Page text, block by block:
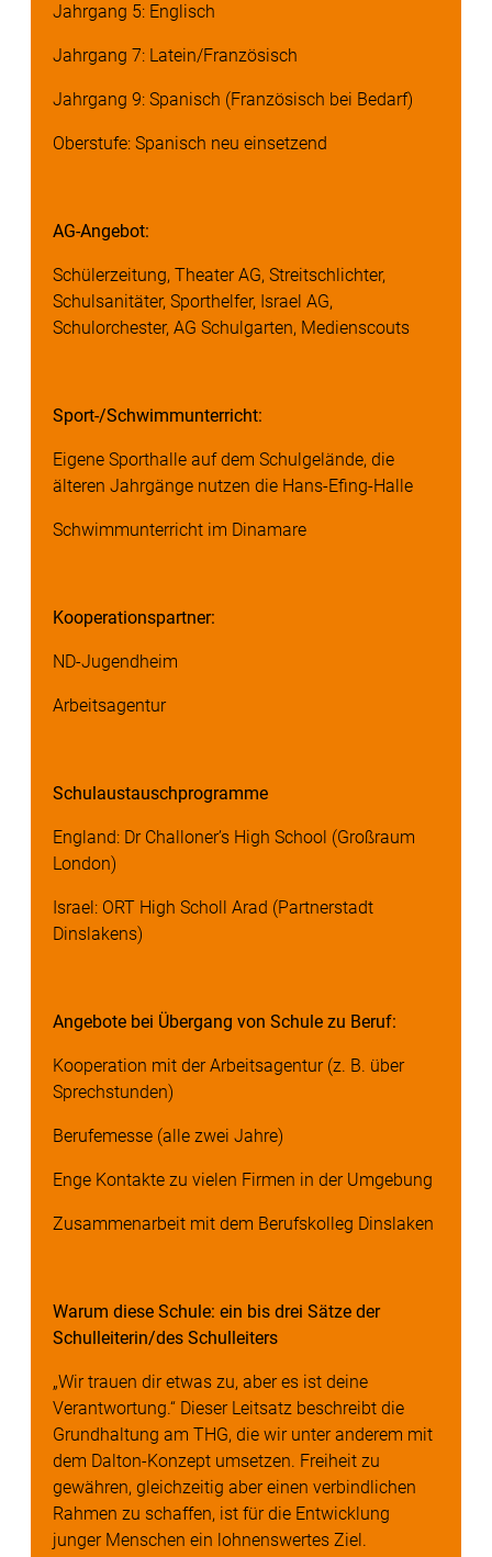
Jahrgang 5: Englisch
Jahrgang 7: Latein/Französisch
Jahrgang 9: Spanisch (Französisch bei Bedarf)
Oberstufe: Spanisch neu einsetzend
AG-Angebot:
Schülerzeitung, Theater AG, Streitschlichter,
Schulsanitäter, Sporthelfer, Israel AG,
Schulorchester, AG Schulgarten, Medienscouts
Sport-/Schwimmunterricht:
Eigene Sporthalle auf dem Schulgelände, die
älteren Jahrgänge nutzen die Hans-Efing-Halle
Schwimmunterricht im Dinamare
Kooperationspartner:
ND-Jugendheim
Arbeitsagentur
Schulaustauschprogramme
England: Dr Challoner’s High School (Großraum
London)
Israel: ORT High Scholl Arad (Partnerstadt
Dinslakens)
Angebote bei Übergang von Schule zu Beruf:
Kooperation mit der Arbeitsagentur (z. B. über
Sprechstunden)
Berufemesse (alle zwei Jahre)
Enge Kontakte zu vielen Firmen in der Umgebung
Zusammenarbeit mit dem Berufskolleg Dinslaken
Warum diese Schule: ein bis drei Sätze der
Schulleiterin/des Schulleiters
„Wir trauen dir etwas zu, aber es ist deine
Verantwortung.“ Dieser Leitsatz beschreibt die
Grundhaltung am THG, die wir unter anderem mit
dem Dalton-Konzept umsetzen. Freiheit zu
gewähren, gleichzeitig aber einen verbindlichen
Rahmen zu schaffen, ist für die Entwicklung
junger Menschen ein lohnenswertes Ziel.